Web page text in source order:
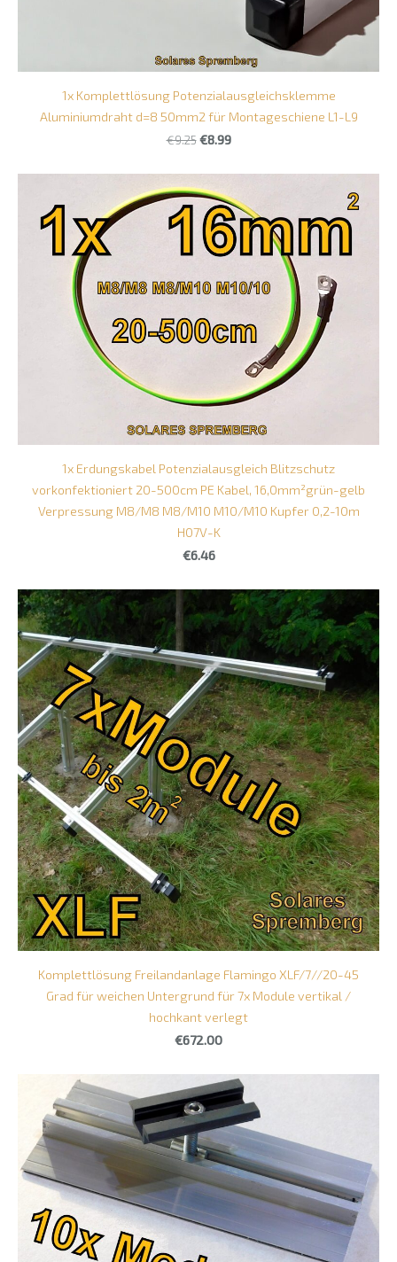
1x Komplettlösung Potenzialausgleichsklemme
Aluminiumdraht d=8 50mm2 für Montageschiene L1-L9
€9.25 €8.99
1x Erdungskabel Potenzialausgleich Blitzschutz
vorkonfektioniert 20-500cm PE Kabel, 16,0mm²grün-gelb
Verpressung M8/M8 M8/M10 M10/M10 Kupfer 0,2-10m
H07V-K
€6.46
Komplettlösung Freilandanlage Flamingo XLF/7//20-45
Grad für weichen Untergrund für 7x Module vertikal /
hochkant verlegt
€672.00